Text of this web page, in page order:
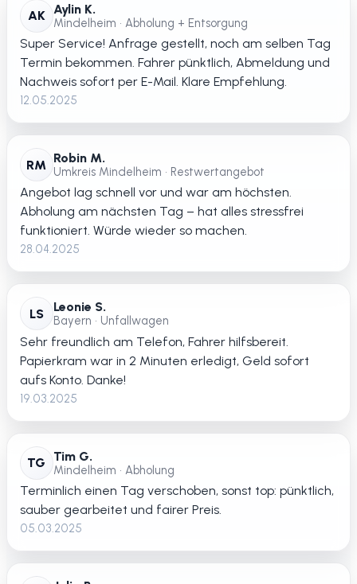
AK Aylin K.
Mindelheim • Abholung + Entsorgung
Super Service! Anfrage gestellt, noch am selben Tag
Termin bekommen. Fahrer pünktlich, Abmeldung und
Nachweis sofort per E-Mail. Klare Empfehlung.
12.05.2025
RM Robin M.
Umkreis Mindelheim • Restwertangebot
Angebot lag schnell vor und war am höchsten.
Abholung am nächsten Tag – hat alles stressfrei
funktioniert. Würde wieder so machen.
28.04.2025
LS Leonie S.
Bayern • Unfallwagen
Sehr freundlich am Telefon, Fahrer hilfsbereit.
Papierkram war in 2 Minuten erledigt, Geld sofort
aufs Konto. Danke!
19.03.2025
TG Tim G.
Mindelheim • Abholung
Terminlich einen Tag verschoben, sonst top: pünktlich,
sauber gearbeitet und fairer Preis.
05.03.2025